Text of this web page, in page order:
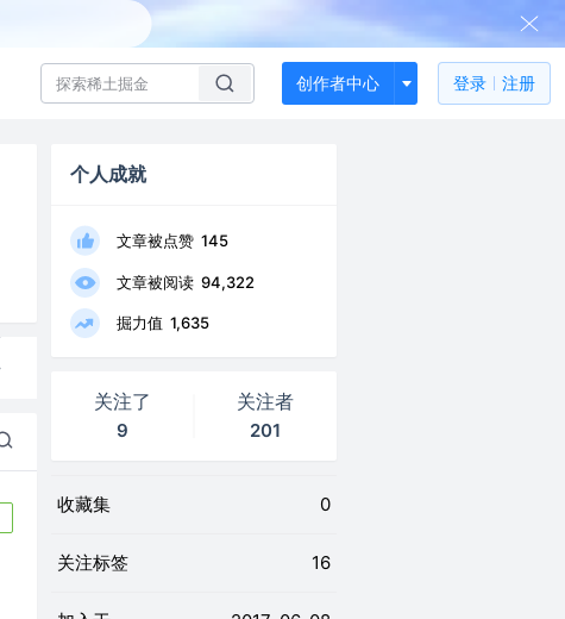
创作者中心 登录 注册
个人成就
文章被点赞 145
文章被阅读 94,322
掘力值 1,635
关注了
9
关注者
201
收藏集 0
关注标签 16